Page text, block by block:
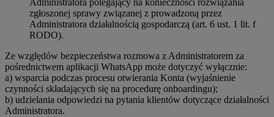
zgłoszonej sprawy związanej z prowadzoną przez
Administratora działalnością gospodarczą (art. 6 ust. 1 lit. f
RODO).
Ze względów bezpieczeństwa rozmowa z Administratorem za
pośrednictwem aplikacji WhatsApp może dotyczyć wyłącznie:
a) wsparcia podczas procesu otwierania Konta (wyjaśnienie
czynności składających się na procedurę onboardingu);
b) udzielania odpowiedzi na pytania klientów dotyczące działalności
Administratora.